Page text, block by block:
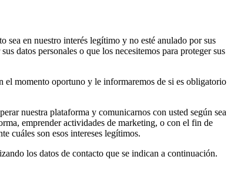
sea en nuestro interés legítimo y no esté anulado por sus
datos personales o que los necesitemos para proteger sus
el momento oportuno y le informaremos de si es obligatorio
nuestra plataforma y comunicarnos con usted según sea
emprender actividades de marketing, o con el fin de
cuáles son esos intereses legítimos.
los datos de contacto que se indican a continuación.